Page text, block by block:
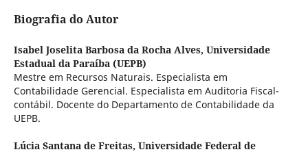
Biografia do Autor
Isabel Joselita Barbosa da Rocha Alves, Universidade
Estadual da Paraíba (UEPB)
Mestre em Recursos Naturais. Especialista em
Contabilidade Gerencial. Especialista em Auditoria Fiscal-
contábil. Docente do Departamento de Contabilidade da
UEPB.
Lúcia Santana de Freitas, Universidade Federal de